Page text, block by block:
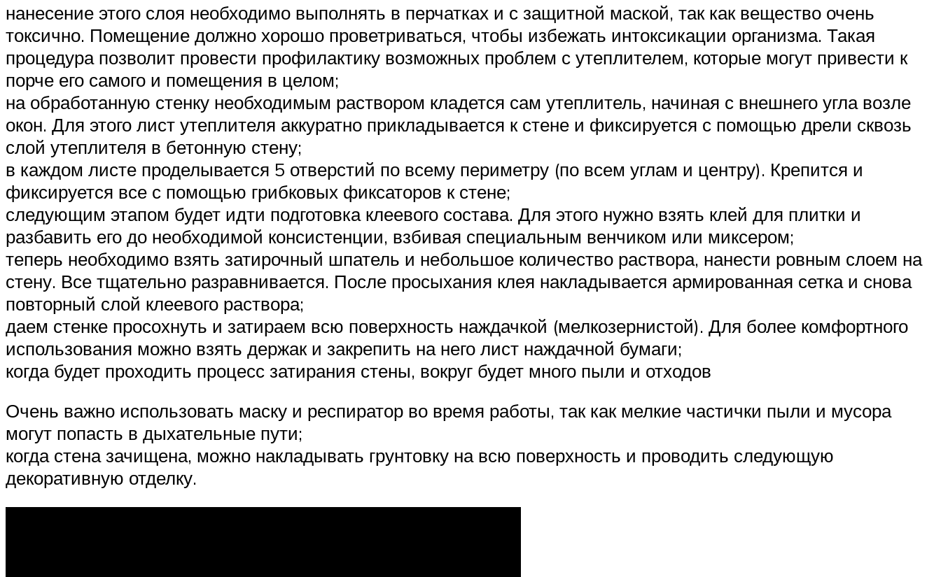
нанесение этого слоя необходимо выполнять в перчатках и с защитной маской, так как вещество очень
токсично. Помещение должно хорошо проветриваться, чтобы избежать интоксикации организма. Такая
процедура позволит провести профилактику возможных проблем с утеплителем, которые могут привести к
порче его самого и помещения в целом;
на обработанную стенку необходимым раствором кладется сам утеплитель, начиная с внешнего угла возле
окон. Для этого лист утеплителя аккуратно прикладывается к стене и фиксируется с помощью дрели сквозь
слой утеплителя в бетонную стену;
в каждом листе проделывается 5 отверстий по всему периметру (по всем углам и центру). Крепится и
фиксируется все с помощью грибковых фиксаторов к стене;
следующим этапом будет идти подготовка клеевого состава. Для этого нужно взять клей для плитки и
разбавить его до необходимой консистенции, взбивая специальным венчиком или миксером;
теперь необходимо взять затирочный шпатель и небольшое количество раствора, нанести ровным слоем на
стену. Все тщательно разравнивается. После просыхания клея накладывается армированная сетка и снова
повторный слой клеевого раствора;
даем стенке просохнуть и затираем всю поверхность наждачкой (мелкозернистой). Для более комфортного
использования можно взять держак и закрепить на него лист наждачной бумаги;
когда будет проходить процесс затирания стены, вокруг будет много пыли и отходов
Очень важно использовать маску и респиратор во время работы, так как мелкие частички пыли и мусора
могут попасть в дыхательные пути;
когда стена зачищена, можно накладывать грунтовку на всю поверхность и проводить следующую
декоративную отделку.